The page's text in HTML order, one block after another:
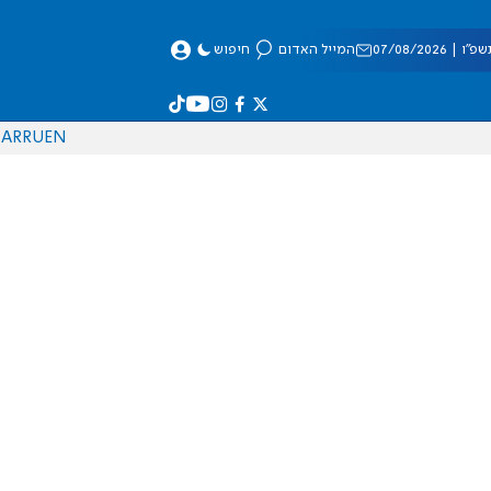
08/2026 המייל האדום חיפוש
EN
RU
AR